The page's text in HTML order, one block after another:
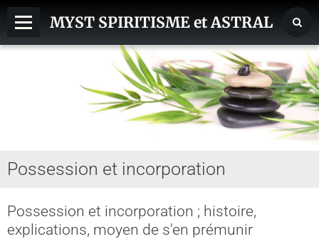
MYST SPIRITISME et ASTRAL
ASTRAL, SPHERES, TERRE
REINCARNATION
CHAKRA - CORPS SUBTILS
Possession et incorporation
Possession et incorporation ; histoire,
explications, moyen de s'en prémunir